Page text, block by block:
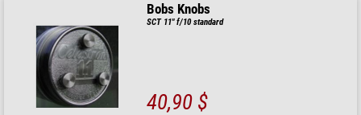
Bobs Knobs
SCT 11" f/10 standard
40,90 $